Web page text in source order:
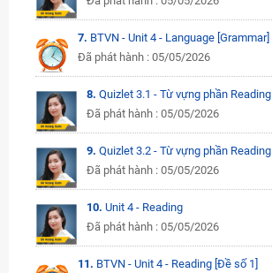
7. BTVN - Unit 4 - Language [Grammar]
Đã phát hành : 05/05/2026
8. Quizlet 3.1 - Từ vựng phần Reading
Đã phát hành : 05/05/2026
9. Quizlet 3.2 - Từ vựng phần Reading
Đã phát hành : 05/05/2026
10. Unit 4 - Reading
Đã phát hành : 05/05/2026
11. BTVN - Unit 4 - Reading [Đề số 1]